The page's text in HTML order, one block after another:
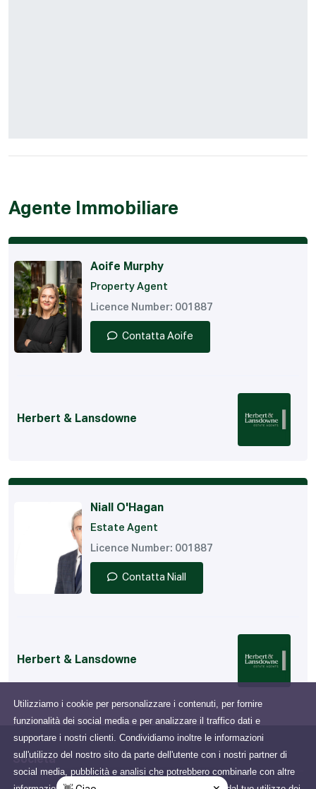
Utilizziamo i cookie per personalizzare i contenuti, per fornire
funzionalità dei social media e per analizzare il traffico dati e
supportare i nostri clienti. Condividiamo inoltre le informazioni
sull'utilizzo del nostro sito da parte dell'utente con i nostri partner di
social media, pubblicità e analisi che potrebbero combinarle con altre
Agente Immobiliare
Aoife Murphy
Property Agent
Licence Number: 001887
Contatta Aoife
Herbert & Lansdowne
Niall O'Hagan
Estate Agent
Licence Number: 001887
Contatta Niall
Herbert & Lansdowne
Società